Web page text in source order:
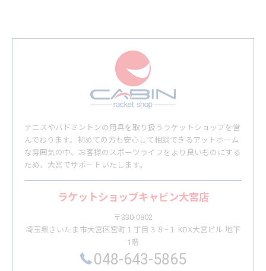
テニスやバドミントンの用具を取り扱うラケットショップを営
んでおります。初めての方も安心して相談できるアットホーム
な雰囲気の中、お客様のスポーツライフをより良いものにする
ため、大宮でサポートいたします。
ラケットショップキャビン大宮店
〒330-0802
埼玉県さいたま市大宮区宮町１丁目３８−１ KDX大宮ビル 地下
1階
048-643-5865